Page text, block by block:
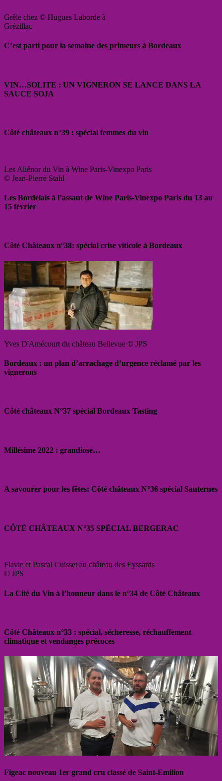
Grêle chez © Hugues Laborde à
Grézillac
C’est parti pour la semaine des primeurs à Bordeaux
VIN…SOLITE : UN VIGNERON SE LANCE DANS LA
SAUCE SOJA
Côté châteaux n°39 : spécial femmes du vin
Les Aliénor du Vin à Wine Paris-Vinexpo Paris
© Jean-Pierre Stahl
Les Bordelais à l’assaut de Wine Paris-Vinexpo Paris du 13 au
15 février
Côté Châteaux n°38: spécial crise viticole à Bordeaux
Yves D'Amécourt du château Bellevue © JPS
Bordeaux : un plan d’arrachage d’urgence réclamé par les
vignerons
Côté châteaux N°37 spécial Bordeaux Tasting
Millésime 2022 : grandiose…
A savourer pour les fêtes: Côté châteaux N°36 spécial Sauternes
CÔTÉ CHÂTEAUX N°35 SPÉCIAL BERGERAC
Flavie et Pascal Cuisset au château des Eyssards
© JPS
La Cité du Vin à l’honneur dans le n°34 de Côté Châteaux
Côté Châteaux n°33 : spécial, sécheresse, réchauffement
climatique et vendanges précoces
Figeac nouveau 1er grand cru classé de Saint-Emilion